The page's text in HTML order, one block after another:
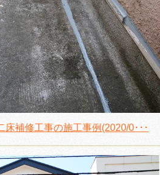
補修工事の施工事例(2020/0･･･